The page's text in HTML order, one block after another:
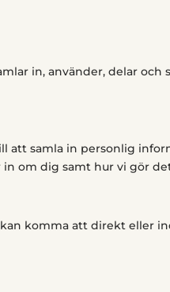
in, använder, delar och
att samla in personlig
om dig samt hur vi gör
komma att direkt eller